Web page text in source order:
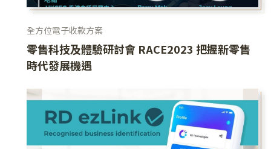
全方位電子收款方案
零售科技及體驗研討會 RACE2023 把握新零售
時代發展機遇